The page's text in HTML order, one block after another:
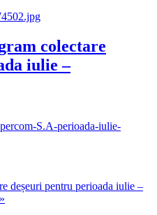
colectare
iulie –
S.A-perioada-iulie-
deșeuri pentru perioada iulie –